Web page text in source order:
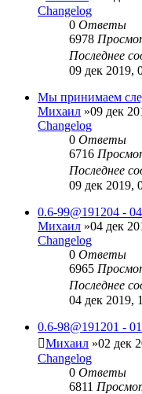
Changelog
0 Ответы
6978
Последнее
09 дек 2019,
Мы принимаем
Михаил »09 дек
Changelog
0 Ответы
6716
Последнее
09 дек 2019,
0.6-99@191204 -
Михаил »04 дек
Changelog
0 Ответы
6965
Последнее
04 дек 2019,
0.6-98@191201 -
Михаил »02 дек
Changelog
0 Ответы
6811